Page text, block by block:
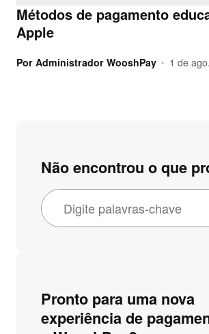
Métodos de pagamento
Apple
Por Administrador WooshPay • 1 de ago.
Não encontrou o que
Pronto para uma nova
experiência de